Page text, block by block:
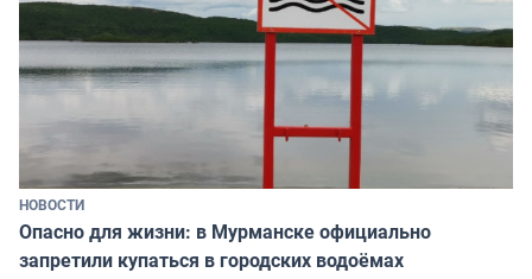
НОВОСТИ
Опасно для жизни: в Мурманске официально
запретили купаться в городских водоёмах